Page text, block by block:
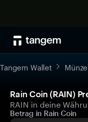
Tangem Wallet
Rain Coin (RAIN)
RAIN in deine
Betrag in Rain Coin